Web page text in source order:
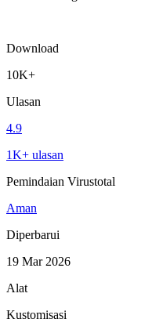
Download
10K+
Ulasan
4.9
1K+ ulasan
Pemindaian Virustotal
Aman
Diperbarui
19 Mar 2026
Alat
Kustomisasi